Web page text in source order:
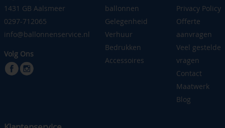
1431 GB Aalsmeer
0297-712065
info@ballonnenservice.nl
Volg Ons
ballonnen
Gelegenheid
Verhuur
Bedrukken
Accessoires
Privacy Policy
Offerte
aanvragen
Veel gestelde
vragen
Contact
Maatwerk
Blog